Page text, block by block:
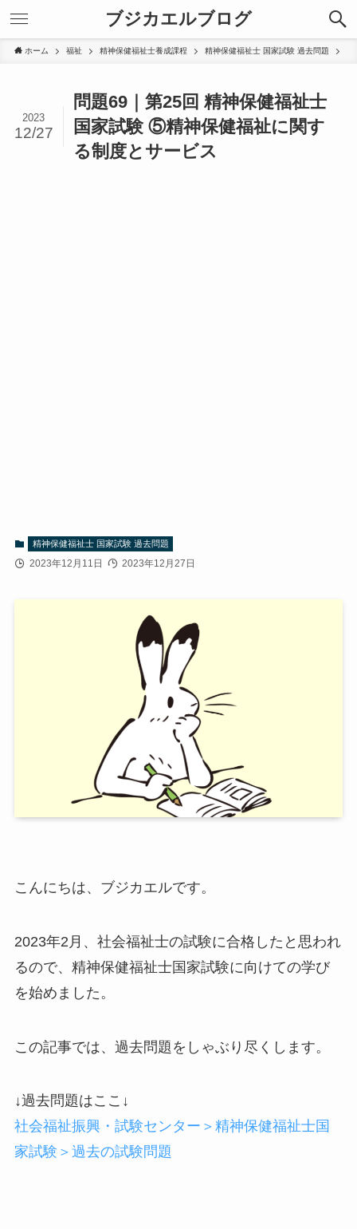
ブジカエルブログ
ホーム 福祉 精神保健福祉士養成課程 精神保健福祉士 国家試験 過去問題
問題69｜第25回 精神保健福祉士
国家試験 ⑤精神保健福祉に関す
る制度とサービス
2023
12/27
精神保健福祉士 国家試験 過去問題
2023年12月11日 2023年12月27日
こんにちは、ブジカエルです。
2023年2月、社会福祉士の試験に合格したと思われ
るので、精神保健福祉士国家試験に向けての学び
を始めました。
この記事では、過去問題をしゃぶり尽くします。
↓過去問題はここ↓
社会福祉振興・試験センター＞精神保健福祉士国
家試験＞過去の試験問題